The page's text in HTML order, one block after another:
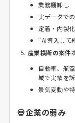
業務棚卸し
実データで
定着・内製
“AI導入して
産業横断の案件
自動車、航
域で実績を
景気変動や
💀企業の弱み